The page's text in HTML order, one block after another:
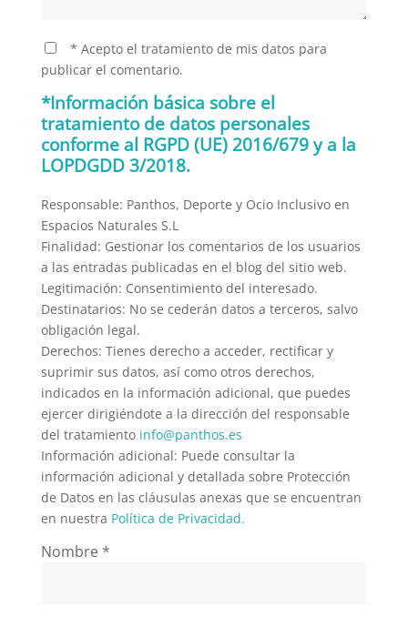
* Acepto el tratamiento de mis datos para
publicar el comentario.
*Información básica sobre el
tratamiento de datos personales
conforme al RGPD (UE) 2016/679 y a la
LOPDGDD 3/2018.
Responsable: Panthos, Deporte y Ocio Inclusivo en
Espacios Naturales S.L
Finalidad: Gestionar los comentarios de los usuarios
a las entradas publicadas en el blog del sitio web.
Legitimación: Consentimiento del interesado.
Destinatarios: No se cederán datos a terceros, salvo
obligación legal.
Derechos: Tienes derecho a acceder, rectificar y
suprimir sus datos, así como otros derechos,
indicados en la información adicional, que puedes
ejercer dirigiéndote a la dirección del responsable
del tratamiento info@panthos.es
Información adicional: Puede consultar la
información adicional y detallada sobre Protección
de Datos en las cláusulas anexas que se encuentran
en nuestra Política de Privacidad.
Nombre *